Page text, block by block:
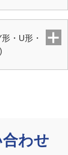
・U形・
わせ